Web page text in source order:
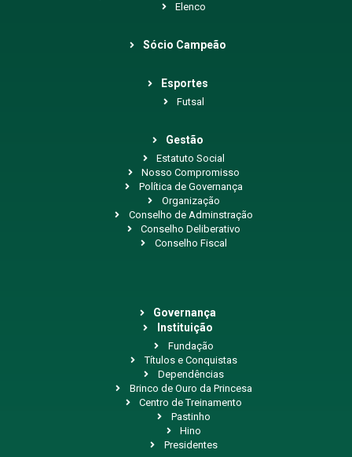
Elenco
Sócio Campeão
Esportes
Futsal
Gestão
Estatuto Social
Nosso Compromisso
Política de Governança
Organização
Conselho de Adminstração
Conselho Deliberativo
Conselho Fiscal
Governança
Instituição
Fundação
Títulos e Conquistas
Dependências
Brinco de Ouro da Princesa
Centro de Treinamento
Pastinho
Hino
Presidentes